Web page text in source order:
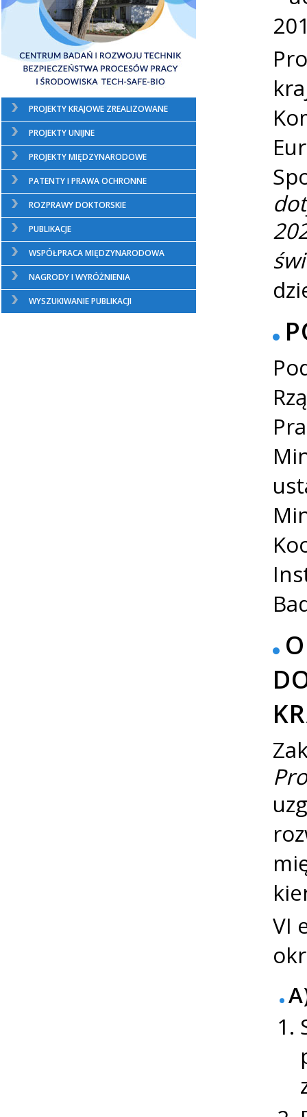
PROJEKTY KRAJOWE ZREALIZOWANE
PROJEKTY UNIJNE
PROJEKTY MIĘDZYNARODOWE
PATENTY I PRAWA OCHRONNE
ROZPRAWY DOKTORSKIE
PUBLIKACJE
WSPÓŁPRACA MIĘDZYNARODOWA
NAGRODY I WYRÓŻNIENIA
WYSZUKIWANIE PUBLIKACJI
VI